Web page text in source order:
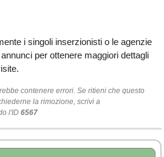
i singoli inserzionisti o le agenzie
per ottenere maggiori dettagli
contenere errori. Se ritieni che questo
la rimozione, scrivi a
l'ID 6567